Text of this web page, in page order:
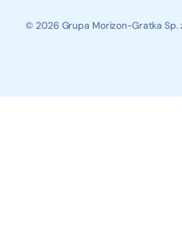
© 2026 Grupa Morizon-Gratka Sp.